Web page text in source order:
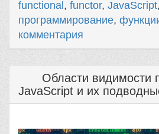
functional , functor, JavaScript,
программирование,
комментария
Области видимости
JavaScript и их